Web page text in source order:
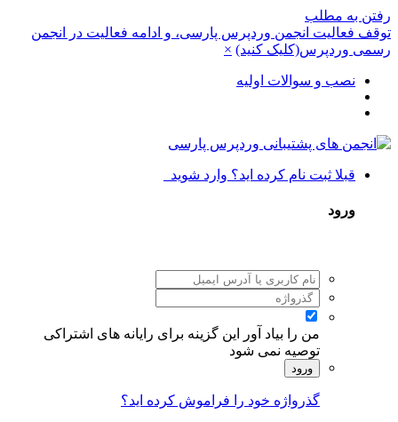
رفتن به مطلب
توقف فعالیت انجمن وردپرس پارسی، و ادامه فعالیت در انجمن
رسمی وردپرس(کلیک کنید) ×
نصب و سوالات اولیه
قبلا ثبت نام کرده اید؟ وارد شوید
ورود
من را بیاد آور
این گزینه برای رایانه های اشتراکی
توصیه نمی شود
ورود
گذرواژه خود را فراموش کرده اید؟